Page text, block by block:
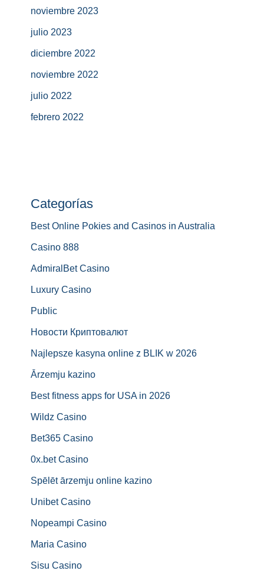
noviembre 2023
julio 2023
diciembre 2022
noviembre 2022
julio 2022
febrero 2022
Categorías
Best Online Pokies and Casinos in Australia
Casino 888
AdmiralBet Casino
Luxury Casino
Public
Новости Криптовалют
Najlepsze kasyna online z BLIK w 2026
Ārzemju kazino
Best fitness apps for USA in 2026
Wildz Casino
Bet365 Casino
0x.bet Casino
Spēlēt ārzemju online kazino
Unibet Casino
Nopeampi Casino
Maria Casino
Sisu Casino